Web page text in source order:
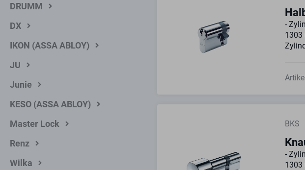
DRUMM
DX
IKON (ASSA ABLOY)
JU
Junie
KESO (ASSA ABLOY)
Master Lock
Renz
Wilka
-
1303
BKS
-
1303